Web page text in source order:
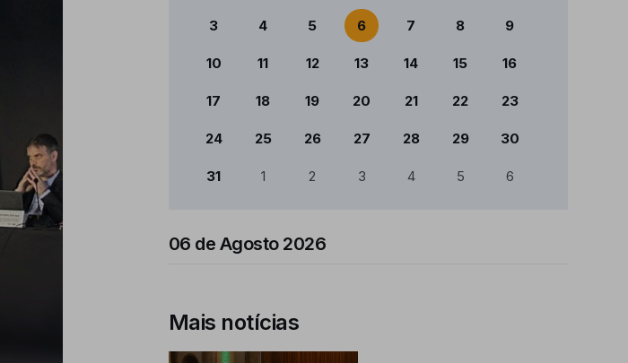
3 4 5 6 7 8 9
10 11 12 13 14 15 16
17 18 19 20 21 22 23
24 25 26 27 28 29 30
31 1 2 3 4 5 6
06 de Agosto 2026
Mais notícias